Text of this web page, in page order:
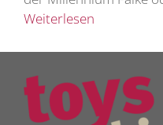
Weiterlesen